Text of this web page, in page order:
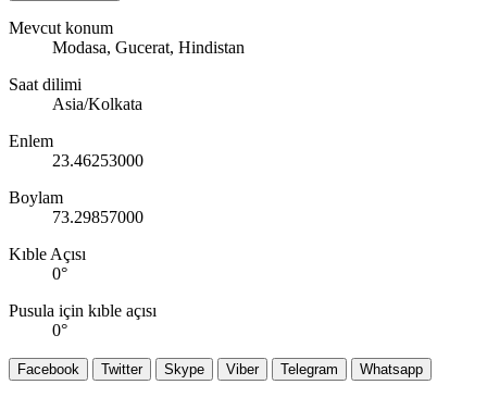
Mevcut konum
Modasa, Gucerat, Hindistan
Saat dilimi
Asia/Kolkata
Enlem
23.46253000
Boylam
73.29857000
Kıble Açısı
0°
Pusula için kıble açısı
0°
Facebook Twitter Skype Viber Telegram Whatsapp